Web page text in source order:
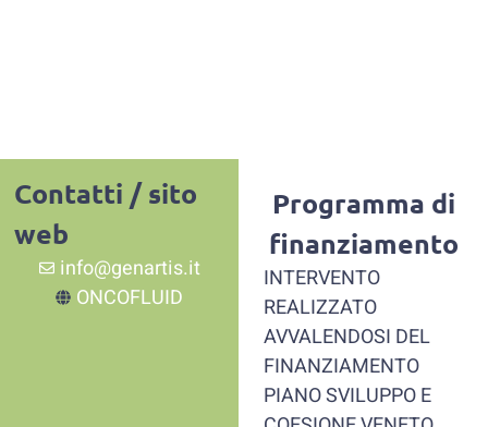
Contatti / sito
web
info@genartis.it
ONCOFLUID
Programma di
finanziamento
INTERVENTO
REALIZZATO
AVVALENDOSI DEL
FINANZIAMENTO
PIANO SVILUPPO E